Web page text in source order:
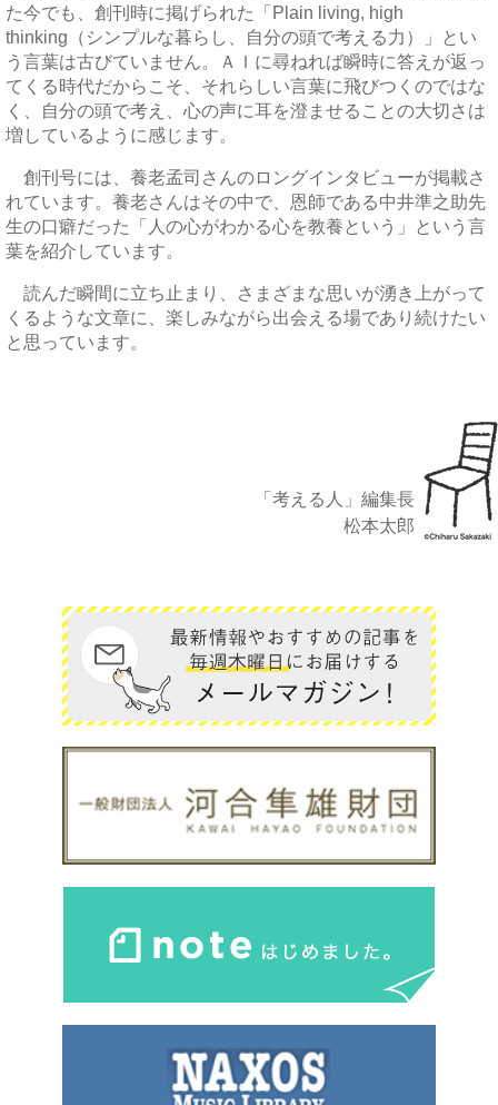
た今でも、創刊時に掲げられた「Plain living, high
thinking（シンプルな暮らし、自分の頭で考える力）」とい
う言葉は古びていません。ＡＩに尋ねれば瞬時に答えが返っ
てくる時代だからこそ、それらしい言葉に飛びつくのではな
く、自分の頭で考え、心の声に耳を澄ませることの大切さは
増しているように感じます。
創刊号には、養老孟司さんのロングインタビューが掲載さ
れています。養老さんはその中で、恩師である中井準之助先
生の口癖だった「人の心がわかる心を教養という」という言
葉を紹介しています。
読んだ瞬間に立ち止まり、さまざまな思いが湧き上がって
くるような文章に、楽しみながら出会える場であり続けたい
と思っています。
「考える人」編集長
松本太郎